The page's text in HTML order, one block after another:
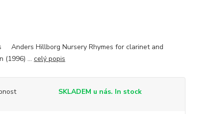
Anders Hillborg Nursery Rhymes for clarinet and
(1996) ... celý popis
SKLADEM u nás. In stock